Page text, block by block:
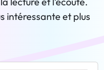
intéressante et plus